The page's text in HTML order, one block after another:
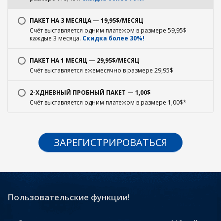
ПАКЕТ НА 3 МЕСЯЦА — 19,95$/МЕСЯЦ
Счёт выставляется одним платежом в размере 59,95$
каждые 3 месяца. Скидка более 30%!
ПАКЕТ НА 1 МЕСЯЦ — 29,95$/МЕСЯЦ
Счёт выставляется ежемесячно в размере 29,95$
2-ХДНЕВНЫЙ ПРОБНЫЙ ПАКЕТ — 1,00$
Счёт выставляется одним платежом в размере 1,00$*
ЗАРЕГИСТРИРОВАТЬСЯ
Пользовательские функции!